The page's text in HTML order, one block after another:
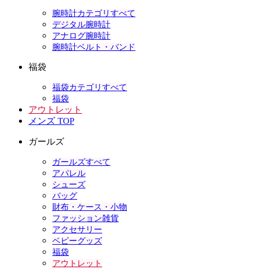
腕時計カテゴリすべて
デジタル腕時計
アナログ腕時計
腕時計ベルト・バンド
福袋
福袋カテゴリすべて
福袋
アウトレット
メンズ TOP
ガールズ
ガールズすべて
アパレル
シューズ
バッグ
財布・ケース・小物
ファッション雑貨
アクセサリー
ベビーグッズ
福袋
アウトレット